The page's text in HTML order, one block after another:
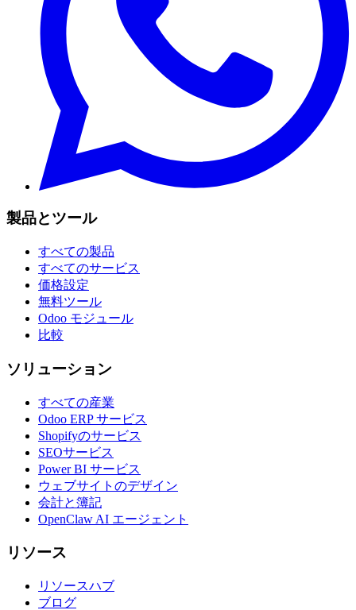
製品とツール
すべての製品
すべてのサービス
価格設定
無料ツール
Odoo モジュール
比較
ソリューション
すべての産業
Odoo ERP サービス
Shopifyのサービス
SEOサービス
Power BI サービス
ウェブサイトのデザイン
会計と簿記
OpenClaw AI エージェント
リソース
リソースハブ
ブログ